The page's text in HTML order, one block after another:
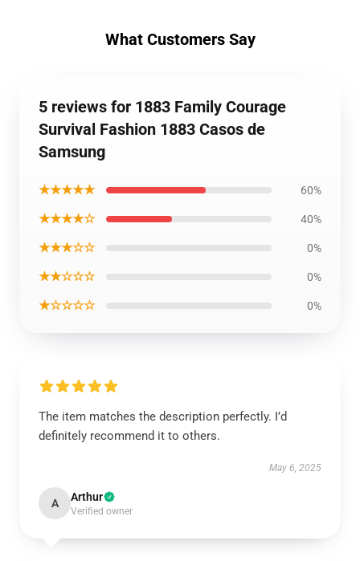
What Customers Say
5 reviews for 1883 Family Courage
Survival Fashion 1883 Casos de
Samsung
★★★★★ 60%
★★★★☆ 40%
★★★☆☆ 0%
★★☆☆☆ 0%
★☆☆☆☆ 0%
The item matches the description perfectly. I’d
definitely recommend it to others.
May 6, 2025
A Arthur
Verified owner